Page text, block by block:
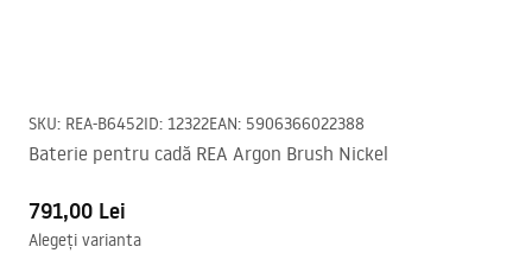
SKU: REA-B6452ID: 12322EAN: 5906366022388
Baterie pentru cadă REA Argon Brush Nickel
791,00 Lei
Alegeți varianta